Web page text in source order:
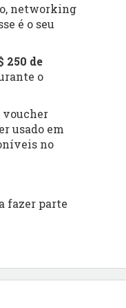
networking
é o seu
250 de
o
voucher
usado em
no
fazer parte